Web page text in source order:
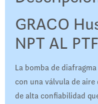
GRACO
NPT AL
La bomba de
con una válvula de
de alta confiabilidad